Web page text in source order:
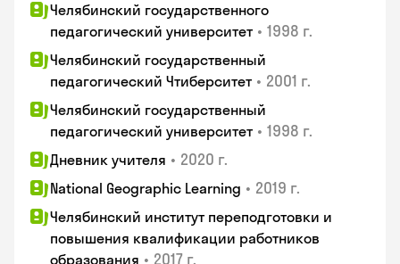
Челябинский государственного
педагогический университет • 1998 г.
Челябинский государственный
педагогический Чтиберситет • 2001 г.
Челябинский государственный
педагогический университет • 1998 г.
Дневник учителя • 2020 г.
National Geographic Learning • 2019 г.
Челябинский институт переподготовки и
повышения квалификации работников
образования • 2017 г.